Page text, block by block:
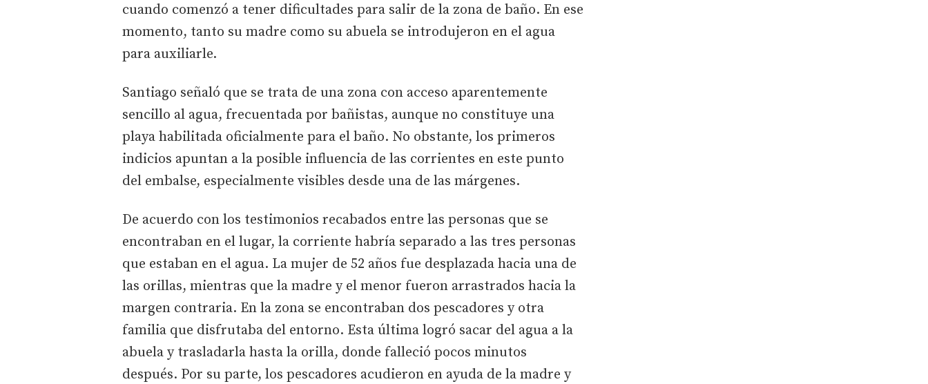
cuando comenzó a tener dificultades para salir de la zona de baño. En ese
momento, tanto su madre como su abuela se introdujeron en el agua
para auxiliarle.
Santiago señaló que se trata de una zona con acceso aparentemente
sencillo al agua, frecuentada por bañistas, aunque no constituye una
playa habilitada oficialmente para el baño. No obstante, los primeros
indicios apuntan a la posible influencia de las corrientes en este punto
del embalse, especialmente visibles desde una de las márgenes.
De acuerdo con los testimonios recabados entre las personas que se
encontraban en el lugar, la corriente habría separado a las tres personas
que estaban en el agua. La mujer de 52 años fue desplazada hacia una de
las orillas, mientras que la madre y el menor fueron arrastrados hacia la
margen contraria. En la zona se encontraban dos pescadores y otra
familia que disfrutaba del entorno. Esta última logró sacar del agua a la
abuela y trasladarla hasta la orilla, donde falleció pocos minutos
después. Por su parte, los pescadores acudieron en ayuda de la madre y